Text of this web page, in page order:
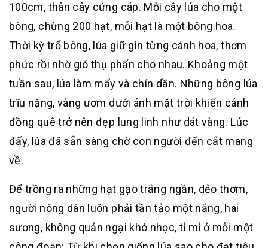
100cm, thân cây cứng cáp. Mỗi cây lúa cho một
bông, chừng 200 hạt, mỗi hạt là một bông hoa.
Thời kỳ trổ bông, lúa giữ gìn từng cánh hoa, thơm
phức rồi nhờ gió thụ phấn cho nhau. Khoảng một
tuần sau, lúa làm mẩy và chín dần. Những bông lúa
trĩu nặng, vàng ươm dưới ánh mặt trời khiến cánh
đồng quê trở nên đẹp lung linh như dát vàng. Lúc
đấy, lúa đã sẵn sàng chờ con người đến cắt mang
về.
Để trồng ra những hạt gạo trắng ngần, dẻo thơm,
người nông dân luôn phải tần tảo một nắng, hai
sương, không quản ngại khó nhọc, tỉ mỉ ở mỗi một